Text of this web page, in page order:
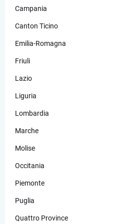
Campania
Canton Ticino
Emilia-Romagna
Friuli
Lazio
Liguria
Lombardia
Marche
Molise
Occitania
Piemonte
Puglia
Quattro Province